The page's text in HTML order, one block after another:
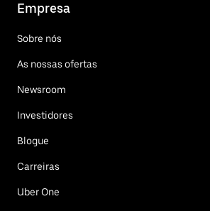
Empresa
Sobre nós
As nossas ofertas
Newsroom
Investidores
Blogue
Carreiras
Uber One